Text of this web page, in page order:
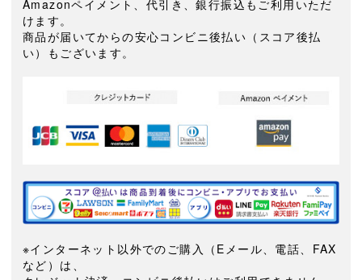
Amazonペイメント、代引き、銀行振込もご利用いただ
けます。
商品が届いてからの安心コンビニ後払い（スコア後払
い）もございます。
※インターネット以外でのご購入（Eメール、電話、FAX
など）は、